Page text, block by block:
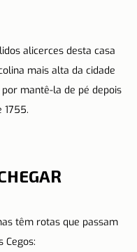
alicerces desta casa
mais alta da cidade
mantê-la de pé depois
1755.
têm rotas que passam
Cegos: